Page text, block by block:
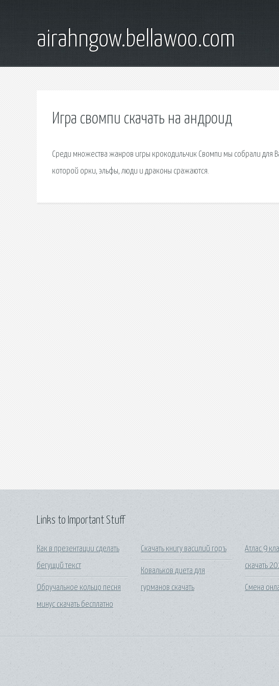
airahngow.bellawoo.com
Игра свомпи скачать на андроид
Среди множества жанров игры крокодильчик Свомпи мы собрали для
которой орки, эльфы, люди и драконы сражаются.
Links to Important Stuff
Как в презентации сделать
бегущий текст
Обручальное кольцо песня
минус скачать бесплатно
Скачать книгу василий горъ
Ковальков диета для
гурманов скачать
Атлас 9
скачать
Смена